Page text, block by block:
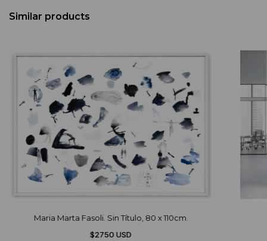
Similar products
Maria Marta Fasoli. Sin Título, 80 x 110cm.
$2750 USD